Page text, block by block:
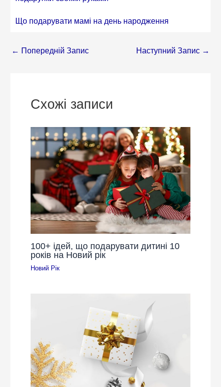
Що подарувати мамі на день народження
← Попередній Запис Наступний Запис →
Схожі записи
100+ ідей, що подарувати дитині 10
років на Новий рік
Новий Рік